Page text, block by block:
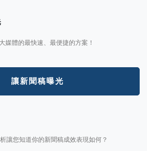
媒體的最快速、最便捷的方案！
讓新聞稿曝光
讓您知道你的新聞稿成效表現如何？